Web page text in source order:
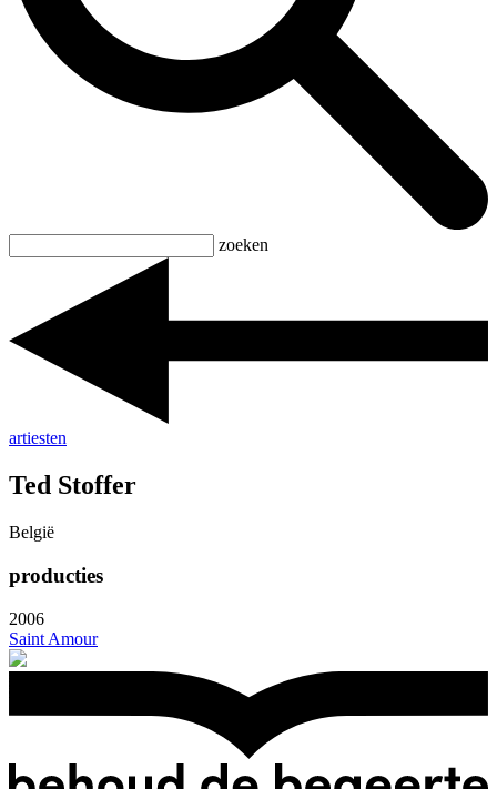
zoeken
artiesten
Ted Stoffer
België
producties
2006
Saint Amour